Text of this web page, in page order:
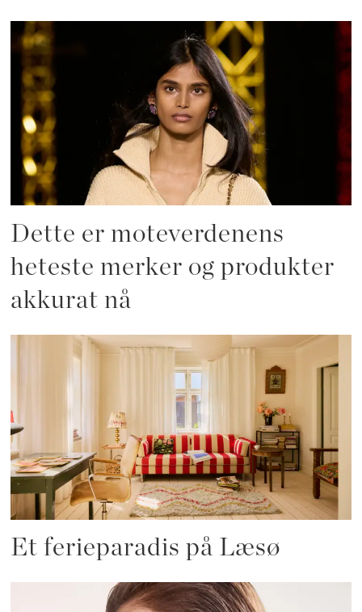
Dette er moteverdenens
heteste merker og produkter
akkurat nå
Et ferieparadis på Læsø